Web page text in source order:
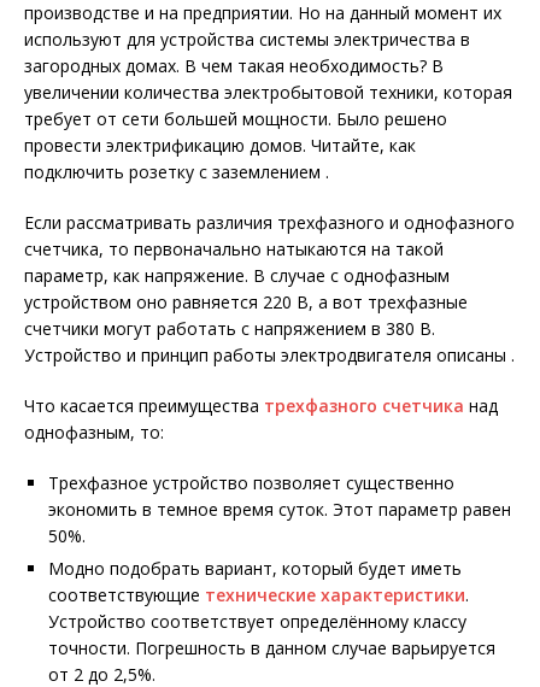
производстве и на предприятии. Но на данный момент их
используют для устройства системы электричества в
загородных домах. В чем такая необходимость? В
увеличении количества электробытовой техники, которая
требует от сети большей мощности. Было решено
провести электрификацию домов. Читайте, как
подключить розетку с заземлением .
Если рассматривать различия трехфазного и однофазного
счетчика, то первоначально натыкаются на такой
параметр, как напряжение. В случае с однофазным
устройством оно равняется 220 В, а вот трехфазные
счетчики могут работать с напряжением в 380 В.
Устройство и принцип работы электродвигателя описаны .
Что касается преимущества трехфазного счетчика над
однофазным, то:
Трехфазное устройство позволяет существенно
экономить в темное время суток. Этот параметр равен
50%.
Модно подобрать вариант, который будет иметь
соответствующие технические характеристики.
Устройство соответствует определённому классу
точности. Погрешность в данном случае варьируется
от 2 до 2,5%.